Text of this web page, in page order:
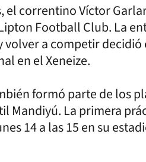
el correntino Víctor
Football Club. La
volver a competir
en el Xeneize.
formó parte de los
Mandiyú. La primera
14 a las 15 en su